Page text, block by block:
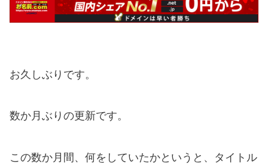
お久しぶりです。
数か月ぶりの更新です。
この数か月間、何をしていたかというと、タイトル